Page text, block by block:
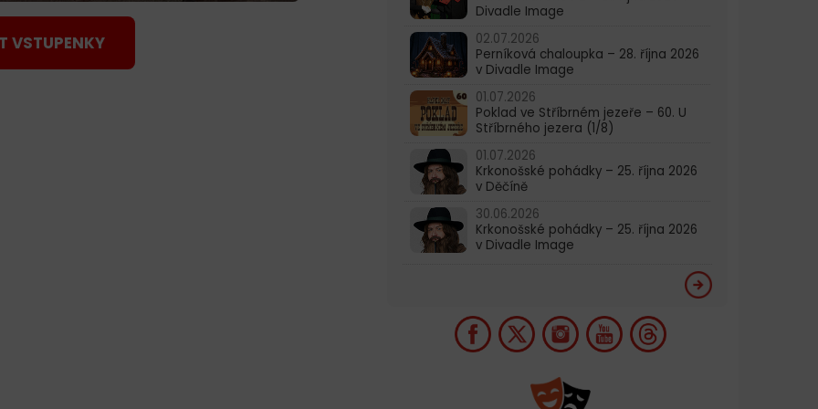
VSTUPENKY
Divadle Image
02.07.2026
Perníková chaloupka – 28. října 2026
v Divadle Image
01.07.2026
Poklad ve Stříbrném jezeře – 60. U
Stříbrného jezera (1/8)
01.07.2026
Krkonošské pohádky – 25. října 2026
v Děčíně
30.06.2026
Krkonošské pohádky – 25. října 2026
v Divadle Image